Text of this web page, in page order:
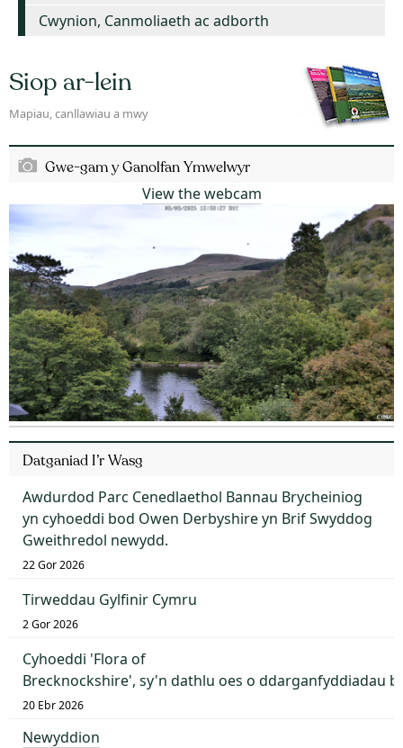
Cwynion, Canmoliaeth ac adborth
Siop ar-lein
Mapiau, canllawiau a mwy
Gwe-gam y Ganolfan Ymwelwyr
View the webcam
Datganiad I’r Wasg
Awdurdod Parc Cenedlaethol Bannau Brycheiniog
yn cyhoeddi bod Owen Derbyshire yn Brif Swyddog
Gweithredol newydd.
22 Gor 2026
Tirweddau Gylfinir Cymru
2 Gor 2026
Cyhoeddi 'Flora of
Brecknockshire', sy'n dathlu oes o ddarganfyddiadau
20 Ebr 2026
Newyddion